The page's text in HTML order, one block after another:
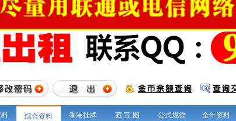
综合资料 香港挂牌 藏 宝 图 公式规律 全年资料